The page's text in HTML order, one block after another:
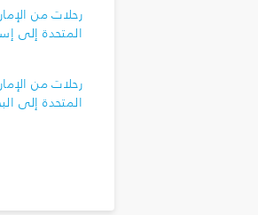
رحلات من
المتحدة إلى
رحلات من
المتحدة إلى